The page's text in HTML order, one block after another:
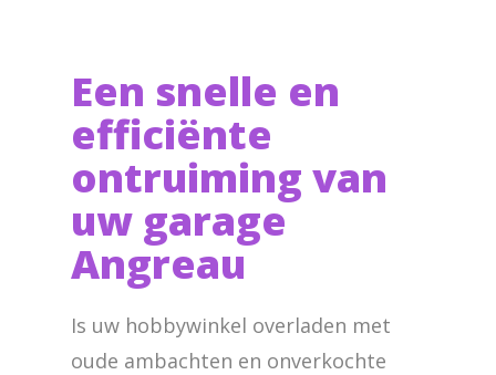
Een snelle en
efficiënte
ontruiming van
uw garage
Angreau
Is uw hobbywinkel overladen met
oude ambachten en onverkochte